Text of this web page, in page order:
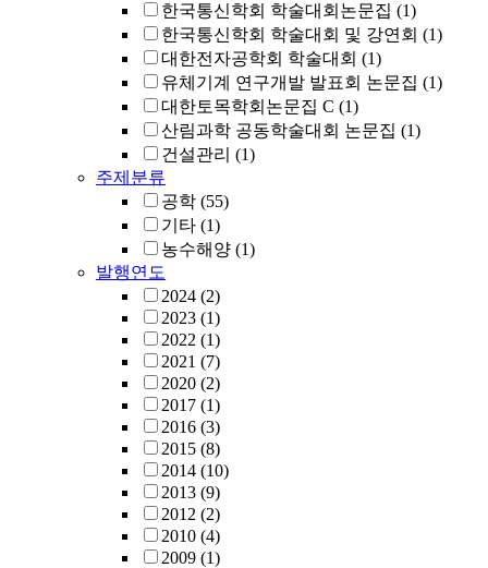
한국통신학회 학술대회논문집 (1)
한국통신학회 학술대회 및 강연회 (1)
대한전자공학회 학술대회 (1)
유체기계 연구개발 발표회 논문집 (1)
대한토목학회논문집 C (1)
산림과학 공동학술대회 논문집 (1)
건설관리 (1)
주제분류
공학 (55)
기타 (1)
농수해양 (1)
발행연도
2024 (2)
2023 (1)
2022 (1)
2021 (7)
2020 (2)
2017 (1)
2016 (3)
2015 (8)
2014 (10)
2013 (9)
2012 (2)
2010 (4)
2009 (1)